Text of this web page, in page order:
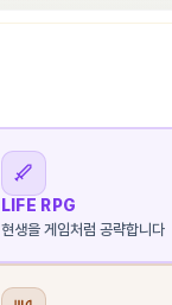
LIFE RPG
현생을 게임처럼 공략합니다